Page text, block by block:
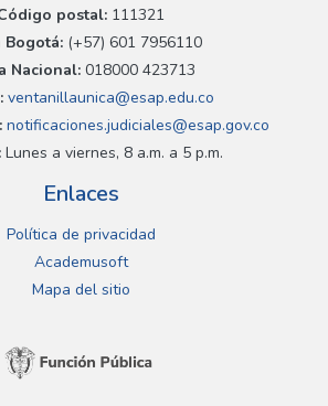
postal: 111321
Bogotá:(+57) 601 7956110
Nacional: 018000 423713
ventanillaunica@esap.edu.co
notificaciones.judiciales@esap.gov.co
Lunes a viernes, 8 a.m. a 5 p.m.
Enlaces
Política de privacidad
Academusoft
Mapa del sitio